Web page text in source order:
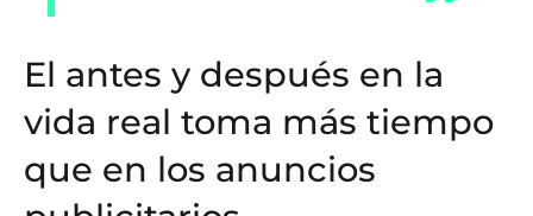
El antes y después en la
vida real toma más tiempo
que en los anuncios